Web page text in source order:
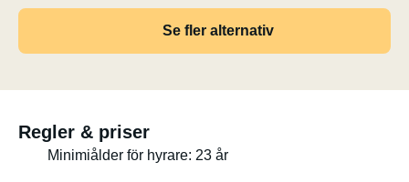
resa.
Detta är så rått och kapabelt som det kan bli.
Se fler alternativ
Regler & priser
Minimiålder för hyrare: 23 år